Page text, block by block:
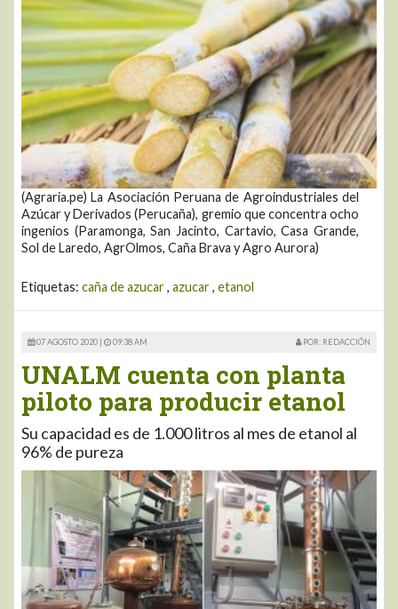
(Agraria.pe) La Asociación Peruana de Agroindustriales del
Azúcar y Derivados (Perucaña), gremio que concentra ocho
ingenios (Paramonga, San Jacinto, Cartavio, Casa Grande,
Sol de Laredo, AgrOlmos, Caña Brava y Agro Aurora)
Etiquetas: caña de azucar, azucar, etanol
07 AGOSTO 2020 | 09:38 AM POR: REDACCIÓN
UNALM cuenta con planta
piloto para producir etanol
Su capacidad es de 1.000 litros al mes de etanol al
96% de pureza